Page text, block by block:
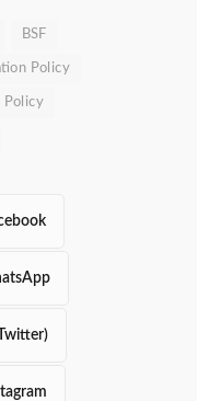
BSF
Policy
Policy